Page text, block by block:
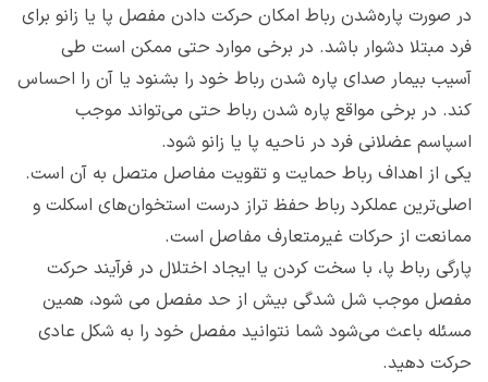
در صورت پاره‌شدن رباط امکان حرکت دادن مفصل پا یا زانو برای
فرد مبتلا دشوار باشد. در برخی موارد حتی ممکن است طی
آسیب بیمار صدای پاره شدن رباط خود را بشنود یا آن را احساس
کند. در برخی مواقع پاره شدن رباط حتی می‌تواند موجب
اسپاسم عضلانی فرد در ناحیه پا یا زانو شود.
یکی از اهداف رباط حمایت و تقویت مفاصل متصل به آن است.
اصلی‌ترین عملکرد رباط حفظ تراز درست استخوان‌های اسکلت و
ممانعت از حرکات غیرمتعارف مفاصل است.
پارگی رباط پا، با سخت کردن یا ایجاد اختلال در فرآیند حرکت
مفصل موجب شل شدگی بیش از حد مفصل می شود، همین
مسئله باعث می‌شود شما نتوانید مفصل خود را به شکل عادی
حرکت دهید.